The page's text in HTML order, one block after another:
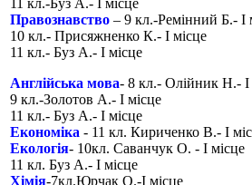
11 кл.-Буз А.- І місце
Правознавство – 9 кл.-Ремінний Б.- І
10 кл.- Присяжненко К.- І місце
11 кл.- Буз А.- І місце
Англійська мова- 8 кл.- Олійник Н.- І
9 кл.-Золотов А.- І місце
11 кл.- Буз А.- І місце
Економіка - 11 кл. Кириченко В.- І
Екологія- 10кл. Саванчук О. - І місце
11 кл. Буз А.- І місце
Хімія-7кл.Юрчак О.-І місце